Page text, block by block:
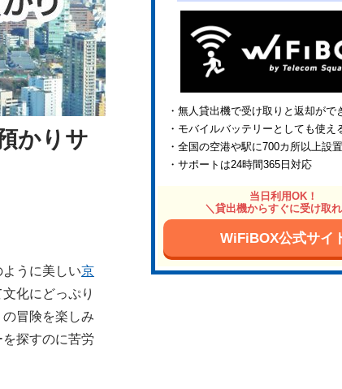
かりサ
うに美しい京
化にどっぷり
冒険を楽しみ
探すのに苦労
・無人貸出機で受け取りと返却がで
・モバイルバッテリーとしても使え
・全国の空港や駅に700カ所以上設置
・サポートは24時間365日対応
当日利用OK！
＼貸出機からすぐに受け取
WiFiBOX公式サイ